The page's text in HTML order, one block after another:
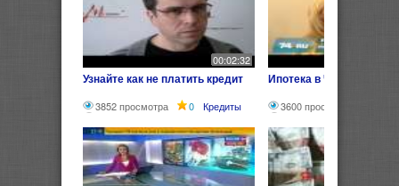
00:02:32
Узнайте как не платить кредит
3852 просмотра 0 Кредиты
Ипотека в Челябинске
3600 просмотров